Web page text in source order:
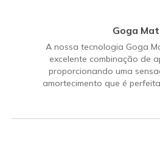
Goga Mat
A nossa tecnologia Goga
excelente combinação de
proporcionando uma
amortecimento que é